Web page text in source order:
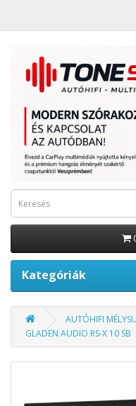
Kategóriák
AUTÓHIFI
GLADEN AUDIO RS-X 10 SB